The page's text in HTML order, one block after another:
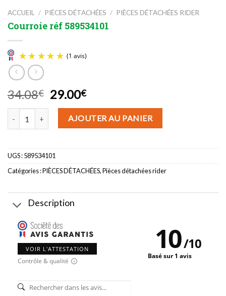
ACCUEIL / PIÈCES DÉTACHÉES / PIÈCES DÉTACHÉES RIDER
Courroie réf 589534101
34.08€ Le
prix
initial
était :
29.00€Le
prix
actuel
est :
AJOUTER AU PANIER
UGS :589534101
Catégories :PIÈCES DÉTACHÉES,Pièces détachées rider
Description
VOIR L'ATTESTATION
Contrôle & qualité
10/10
Basé sur 1 avis